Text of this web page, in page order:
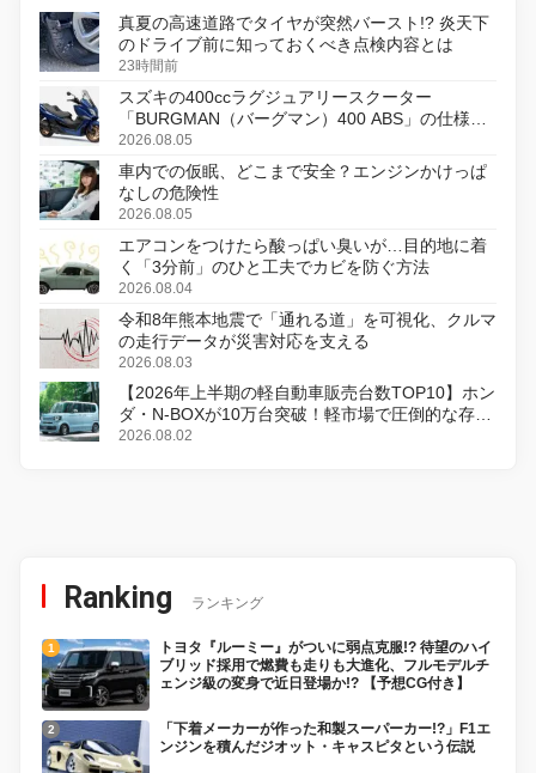
真夏の高速道路でタイヤが突然バースト!? 炎天下
のドライブ前に知っておくべき点検内容とは
23時間前
スズキの400ccラグジュアリースクーター
「BURGMAN（バーグマン）400 ABS」の仕様を
変更し、8月18日に発売
2026.08.05
車内での仮眠、どこまで安全？エンジンかけっぱ
なしの危険性
2026.08.05
エアコンをつけたら酸っぱい臭いが…目的地に着
く「3分前」のひと工夫でカビを防ぐ方法
2026.08.04
令和8年熊本地震で「通れる道」を可視化、クルマ
の走行データが災害対応を支える
2026.08.03
【2026年上半期の軽自動車販売台数TOP10】ホン
ダ・N-BOXが10万台突破！軽市場で圧倒的な存在
感
2026.08.02
Ranking ランキング
トヨタ『ルーミー』がついに弱点克服!? 待望のハイ
ブリッド採用で燃費も走りも大進化、フルモデルチ
ェンジ級の変身で近日登場か!? 【予想CG付き】
「下着メーカーが作った和製スーパーカー!?」F1エ
ンジンを積んだジオット・キャスピタという伝説